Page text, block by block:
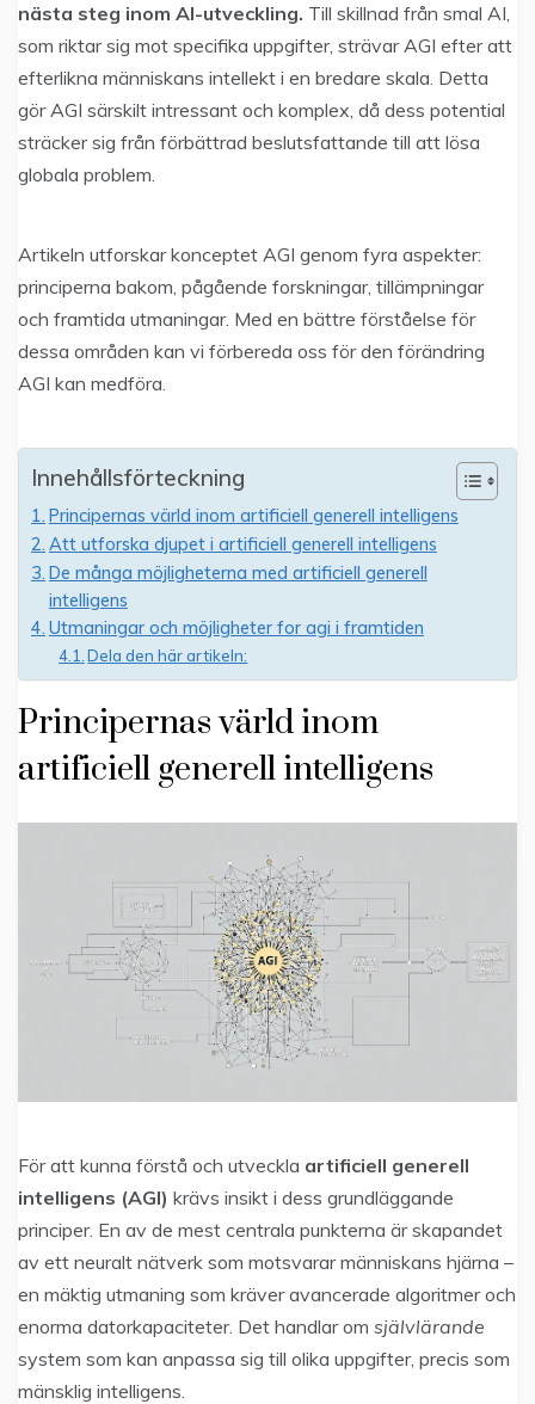
nästa steg inom AI-utveckling. Till skillnad från smal AI,
som riktar sig mot specifika uppgifter, strävar AGI efter att
efterlikna människans intellekt i en bredare skala. Detta
gör AGI särskilt intressant och komplex, då dess potential
sträcker sig från förbättrad beslutsfattande till att lösa
globala problem.
Artikeln utforskar konceptet AGI genom fyra aspekter:
principerna bakom, pågående forskningar, tillämpningar
och framtida utmaningar. Med en bättre förståelse för
dessa områden kan vi förbereda oss för den förändring
AGI kan medföra.
Innehållsförteckning
Principernas värld inom artificiell generell intelligens
Att utforska djupet i artificiell generell intelligens
De många möjligheterna med artificiell generell
intelligens
Utmaningar och möjligheter for agi i framtiden
Dela den här artikeln:
Principernas värld inom
artificiell generell intelligens
För att kunna förstå och utveckla artificiell generell
intelligens (AGI) krävs insikt i dess grundläggande
principer. En av de mest centrala punkterna är skapandet
av ett neuralt nätverk som motsvarar människans hjärna –
en mäktig utmaning som kräver avancerade algoritmer och
enorma datorkapaciteter. Det handlar om självlärande
system som kan anpassa sig till olika uppgifter, precis som
mänsklig intelligens.